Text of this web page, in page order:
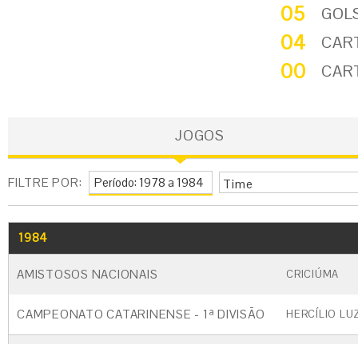
05
04
00
JOGOS
FILTRE POR: Time
1984
AMISTOSOS NACIONAIS CRICIÚMA
CAMPEONATO CATARINENSE - 1ª DIVISÃO HERCÍLIO